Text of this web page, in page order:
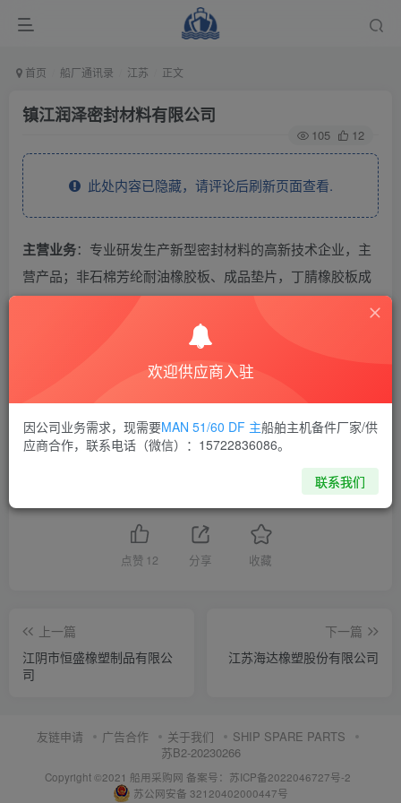
首页 船厂通讯录 江苏 正文
镇江润泽密封材料有限公司
105 12
此处内容已隐藏，请评论后刷新页面查看.
主营业务：专业研发生产新型密封材料的高新技术企业，主
营产品；非石棉芳纶耐油橡胶板、成品垫片，丁腈橡胶板成
制品，氟橡胶制品金属缠绕垫片以及非石棉系列盘根。
THE END
供应商通讯录 江苏
点赞 12 分享 收藏
上一篇
江阴市恒盛橡塑制品有限公
司
下一篇
江苏海达橡塑股份有限公司
友链申请 广告合作 关于我们
SHIP SPARE PARTS
苏B2-20230266
Copyright ©2021 船用采购网 备案号：苏ICP备2022046727号-2
苏公网安备 32120402000447号
欢迎供应商入驻
因公司业务需求，现需要MAN 51/60 DF 主船舶主机备件厂家/供
应商合作，联系电话（微信）：15722836086。
联系我们